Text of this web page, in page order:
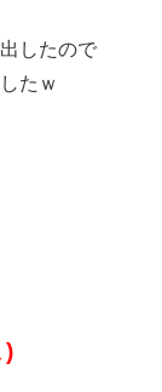
したので
たｗ
)